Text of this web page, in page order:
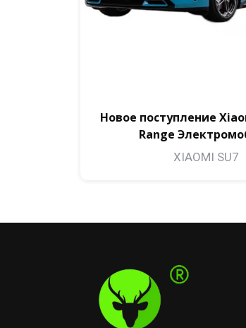
Новое поступление
Range
XIAOMI SU7